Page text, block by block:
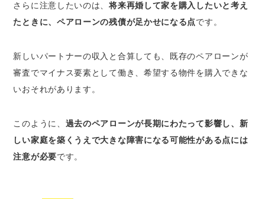
さらに注意したいのは、将来再婚して家を購入したいと考え
たときに、ペアローンの残債が足かせになる点です。
新しいパートナーの収入と合算しても、既存のペアローンが
審査でマイナス要素として働き、希望する物件を購入できな
いおそれがあります。
このように、 過去のペアローンが長期にわたって影響し、新
しい家庭を築くうえで大きな障害になる可能性がある点には
注意が必要です。